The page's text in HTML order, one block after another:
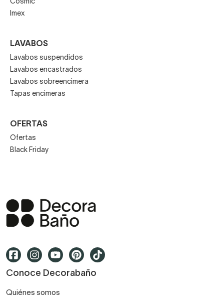
Cosmic
Imex
LAVABOS
Lavabos suspendidos
Lavabos encastrados
Lavabos sobreencimera
Tapas encimeras
OFERTAS
Ofertas
Black Friday
Conoce Decorabaño
Quiénes somos